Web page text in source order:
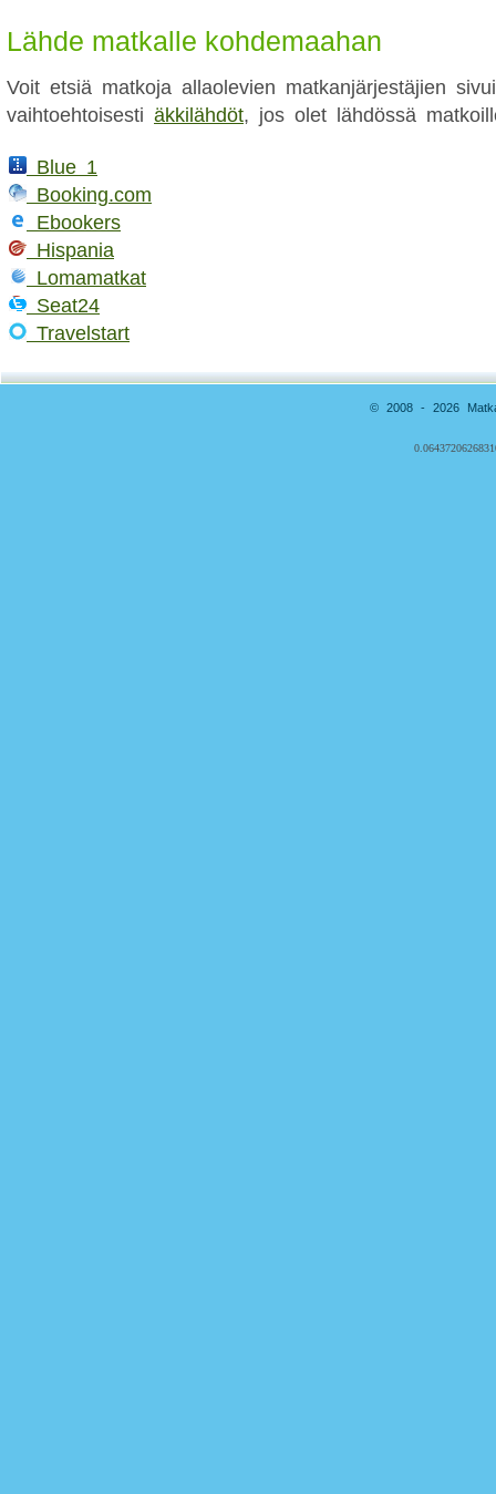
Lähde matkalle kohdemaahan
Voit etsiä matkoja allaolevien matkanjärjestäjien
vaihtoehtoisesti äkkilähdöt, jos olet lähdössä
Blue 1
Booking.com
Ebookers
Hispania
Lomamatkat
Seat24
Travelstart
© 2008 - 2026